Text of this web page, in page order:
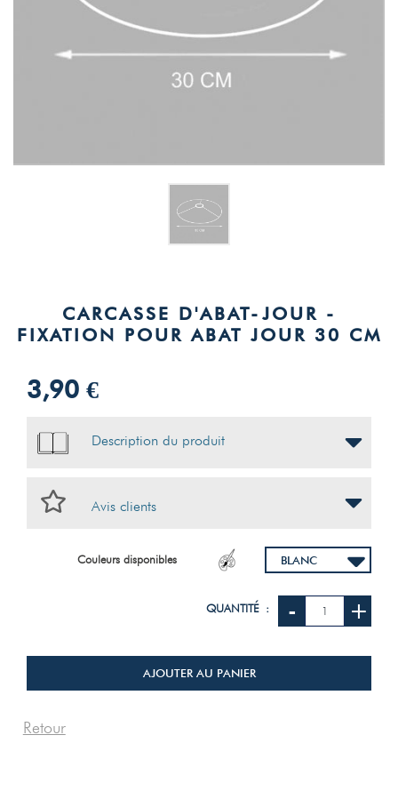
CARCASSE D'ABAT-JOUR -
FIXATION POUR ABAT JOUR 30 CM
3,90 €
Description du produit
Avis clients
Couleurs disponibles
QUANTITÉ : - +
AJOUTER AU PANIER
Retour